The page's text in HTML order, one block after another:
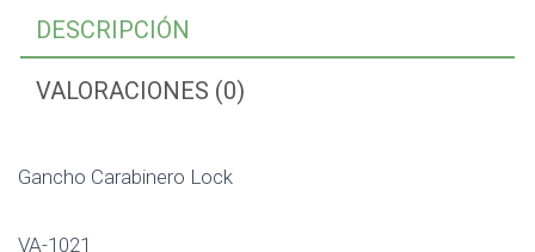
DESCRIPCIÓN
VALORACIONES (0)
Gancho Carabinero Lock
VA-1021